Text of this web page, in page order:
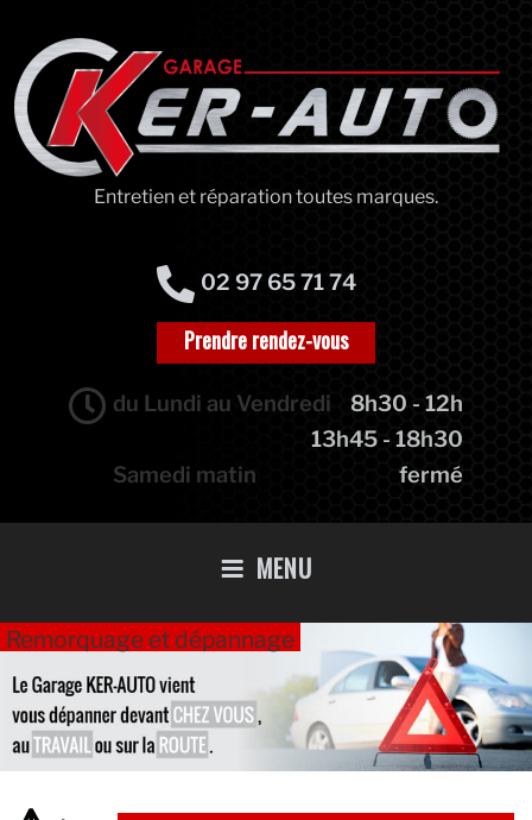
Entretien et réparation toutes marques.
02 97 65 71 74
Prendre rendez-vous
du Lundi au Vendredi
8h30 - 12h
13h45 - 18h30
Samedi matin
fermé
MENU
Remorquage et dépannage